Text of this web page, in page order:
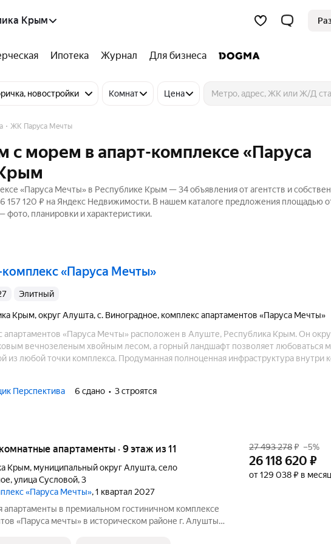
Крым
Ипотека Журнал Для бизнеса
новостройки Комнат Цена
ЖК Паруса Мечты
с морем в апарт-комплексе «Паруса
«Паруса Мечты» в Республике Крым — 34 объявления от агентств и
157 120 ₽ на Яндекс Недвижимости. В нашем каталоге предложения площадью
планировки и характеристики.
комплекс «Паруса Мечты»
элитный
Крым,округ Алушта,с. Виноградное, комплекс апартаментов «Паруса Мечты»
апартаментов «Паруса Мечты» расположен в Алуште, Республика Крым. Он
вечнозеленым хвойным лесом, а горный ландшафт позволяет любоваться
из любой точки комплекса. Продуманная полноценная инфраструктура внутри
Перспектива 6 сдано 3 строятся
комнатные апартаменты · 9 этаж из 11
Крым, муниципальный округ Алушта,село
,улица Сусловой,3
«Паруса Мечты», 1 квартал 2027
апартаменты в премиальном гостиничном комплексе
«Паруса мечты» в историческом районе г. Алушты.
27 493 278₽ –5%
26 118 620 ₽
от 129 038 ₽ в месяц